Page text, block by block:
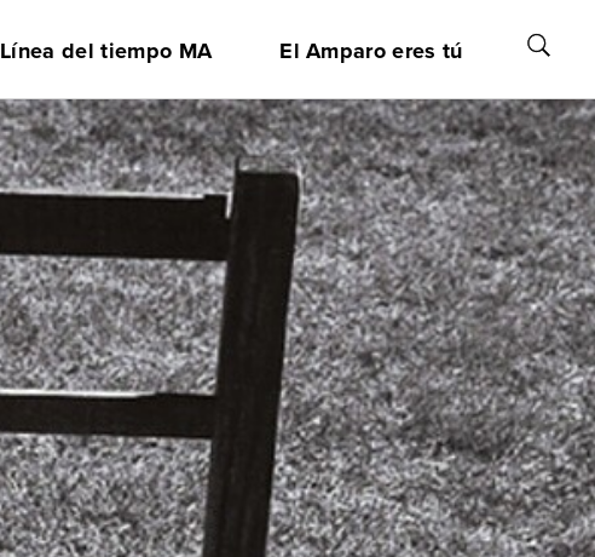
Línea del tiempo MA El Amparo eres tú